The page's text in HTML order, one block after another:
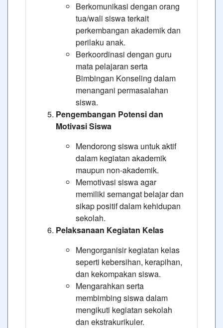
Berkomunikasi dengan orang
tua/wali siswa terkait
perkembangan akademik dan
perilaku anak.
Berkoordinasi dengan guru
mata pelajaran serta
Bimbingan Konseling dalam
menangani permasalahan
siswa.
Pengembangan Potensi dan
Motivasi Siswa
Mendorong siswa untuk aktif
dalam kegiatan akademik
maupun non-akademik.
Memotivasi siswa agar
memiliki semangat belajar dan
sikap positif dalam kehidupan
sekolah.
Pelaksanaan Kegiatan Kelas
Mengorganisir kegiatan kelas
seperti kebersihan, kerapihan,
dan kekompakan siswa.
Mengarahkan serta
membimbing siswa dalam
mengikuti kegiatan sekolah
dan ekstrakurikuler.